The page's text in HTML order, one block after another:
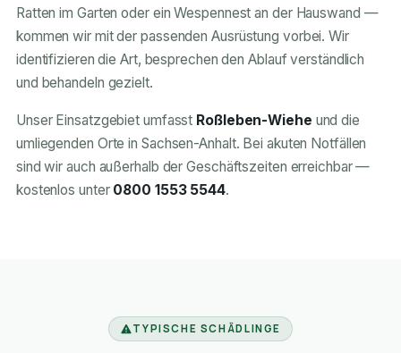
Ratten im Garten oder ein Wespennest an der Hauswand —
kommen wir mit der passenden Ausrüstung vorbei. Wir
identifizieren die Art, besprechen den Ablauf verständlich
und behandeln gezielt.
Unser Einsatzgebiet umfasst Roßleben-Wiehe und die
umliegenden Orte in Sachsen-Anhalt. Bei akuten Notfällen
sind wir auch außerhalb der Geschäftszeiten erreichbar —
kostenlos unter 0800 1553 5544.
TYPISCHE SCHÄDLINGE